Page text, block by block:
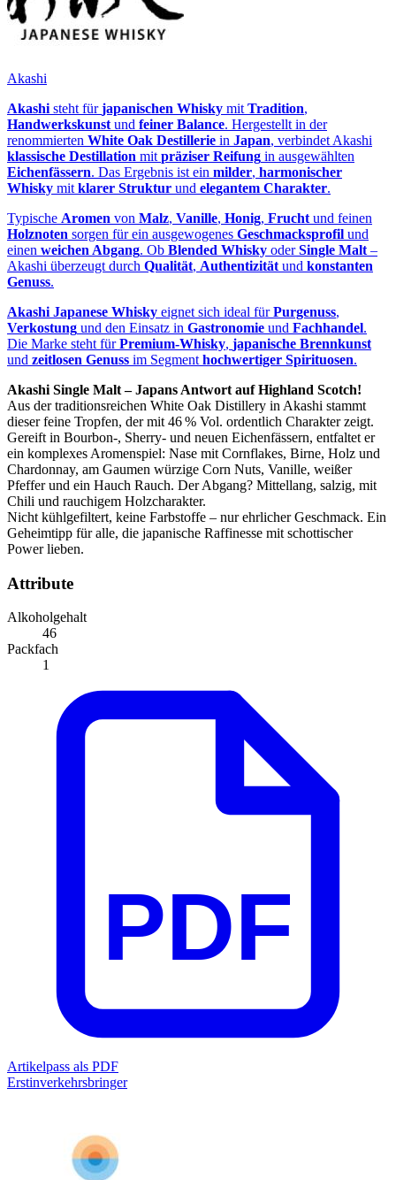
Akashi
Akashi steht fürjapanischen Whisky mit Tradition,
Handwerkskunst und feiner Balance. Hergestellt in der
renommierten White Oak Destillerie in Japan, verbindet Akashi
klassische Destillation mit präziser Reifung in ausgewählten
Eichenfässern. Das Ergebnis ist ein milder, harmonischer
Whisky mit klarer Struktur und elegantem Charakter.
Typische Aromen von Malz, Vanille, Honig, Frucht und feinen
Holznoten sorgen für ein ausgewogenes Geschmacksprofil und
einen weichen Abgang. Ob Blended Whisky oderSingle Malt –
Akashi überzeugt durch Qualität, Authentizität und konstanten
Genuss.
Akashi Japanese Whisky eignet sich ideal fürPurgenuss,
Verkostung und den Einsatz in Gastronomie und Fachhandel.
Die Marke steht fürPremium‑Whisky, japanische Brennkunst
und zeitlosen Genuss im Segment hochwertiger Spirituosen.
Akashi Single Malt – Japans Antwort auf Highland Scotch!
Aus der traditionsreichen White Oak Distillery in Akashi stammt
dieser feine Tropfen, der mit 46 % Vol. ordentlich Charakter zeigt.
Gereift in Bourbon-, Sherry- und neuen Eichenfässern, entfaltet er
ein komplexes Aromenspiel: Nase mit Cornflakes, Birne, Holz und
Chardonnay, am Gaumen würzige Corn Nuts, Vanille, weißer
Pfeffer und ein Hauch Rauch. Der Abgang? Mittellang, salzig, mit
Chili und rauchigem Holzcharakter.
Nicht kühlgefiltert, keine Farbstoffe – nur ehrlicher Geschmack. Ein
Geheimtipp für alle, die japanische Raffinesse mit schottischer
Power lieben.
Attribute
Alkoholgehalt
46
Packfach
1
PDF
Artikelpass als PDF
Erstinverkehrsbringer